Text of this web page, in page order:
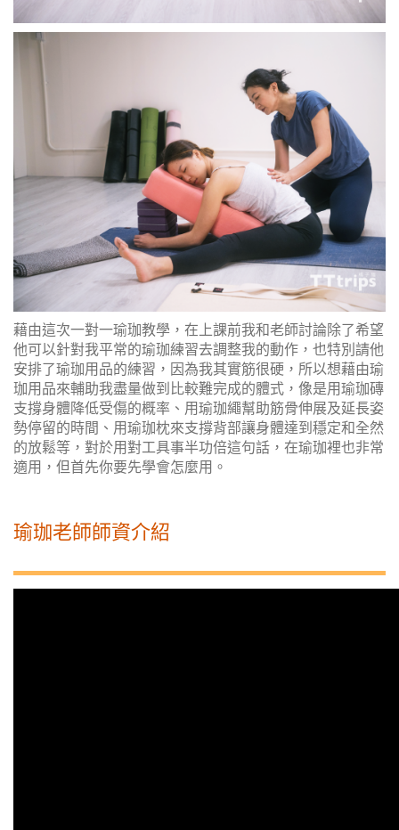
藉由這次一對一瑜珈教學，在上課前我和老師討論除了希望
他可以針對我平常的瑜珈練習去調整我的動作，也特別請他
安排了瑜珈用品的練習，因為我其實筋很硬，所以想藉由瑜
珈用品來輔助我盡量做到比較難完成的體式，像是用瑜珈磚
支撐身體降低受傷的概率、用瑜珈繩幫助筋骨伸展及延長姿
勢停留的時間、用瑜珈枕來支撐背部讓身體達到穩定和全然
的放鬆等，對於用對工具事半功倍這句話，在瑜珈裡也非常
適用，但首先你要先學會怎麼用。
瑜珈老師師資介紹